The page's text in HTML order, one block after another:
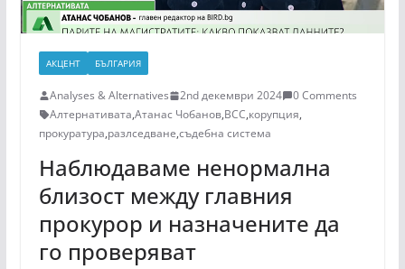
АКЦЕНТ БЪЛГАРИЯ
Analyses & Alternatives 2nd декември 2024
0 Comments
Алтернативата,Атанас Чобанов,ВСС,корупция,
прокуратура,разлседване,съдебна система
Наблюдаваме ненормална
близост между главния
прокурор и назначените да
го проверяват